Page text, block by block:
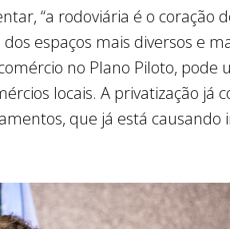
“a rodoviária é o coração
espaços mais diversos e
no Plano Piloto, pode
locais. A privatização já
que já está causando